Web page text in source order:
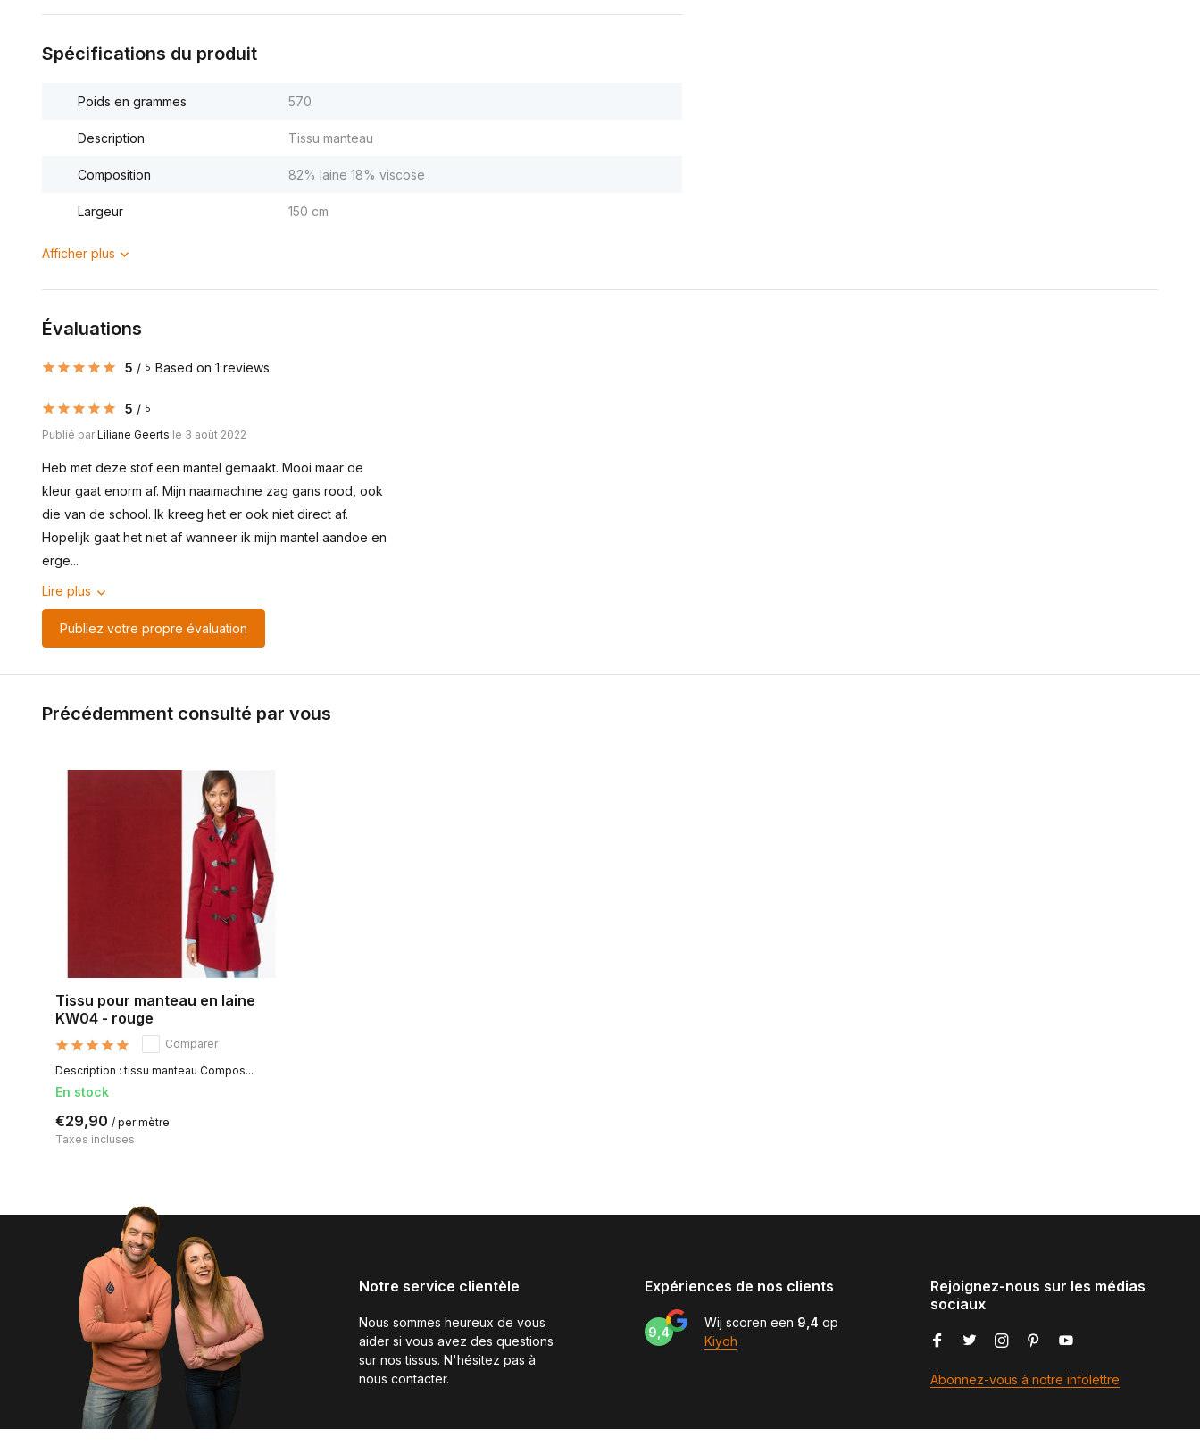
Spécifications du produit
Poids en grammes 570
Description Tissu manteau
Composition 82% laine 18% viscose
Largeur 150 cm
Afficher plus
Évaluations
5 / 5 Based on 1 reviews
5 / 5
Publié parLiliane Geerts le 3 août 2022
Heb met deze stof een mantel gemaakt. Mooi maar de
kleur gaat enorm af. Mijn naaimachine zag gans rood, ook
die van de school. Ik kreeg het er ook niet direct af.
Hopelijk gaat het niet af wanneer ik mijn mantel aandoe en
erge...
Lire plus
Publiez votre propre évaluation
Précédemment consulté par vous
Tissu pour manteau en laine
KW04 - rouge
Comparer
Description : tissu manteau Compos...
En stock
€29,90 / per mètre
Taxes incluses
Notre service clientèle
Nous sommes heureux de vous
aider si vous avez des questions
sur nos tissus. N'hésitez pas à
nous contacter.
Expériences de nos clients
9,4
Wij scoren een 9,4 op
Kiyoh
Rejoignez-nous sur les médias
sociaux
Abonnez-vous à notre infolettre